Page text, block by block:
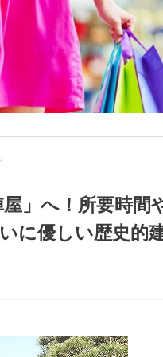
」へ！所要時間
に優しい歴史的